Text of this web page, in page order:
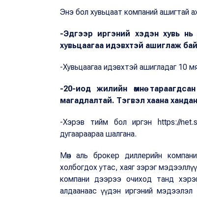
Энэ бол хувьцаат компаний ашигтай
-Эдгээр иргэний хэдэн хувь
хувьцаагаа идэвхтэй ашиглаж
-Хувьцаагаа идэвхтэй ашигладаг 10
-20-иод жилийн өмнө
магадлалтай. Тэгвэл хаана
-Хэрэв тийм бол иргэн https://
дугаараараа шалгана.
Мөн аль брокер диллерийн
холбогдох утас, хаяг зэрэг
компани дээрээ очиход танд
алдаанаас үүдэн иргэний мэдээлэл